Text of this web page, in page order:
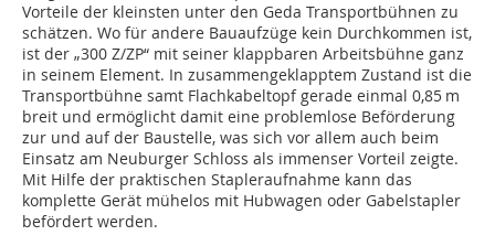
Vorteile der kleinsten unter den Geda Transportbühnen zu
schätzen. Wo für andere Bauaufzüge kein Durchkommen ist,
ist der „300 Z/ZP“ mit seiner klappbaren Arbeitsbühne ganz
in seinem Element. In zusammengeklapptem Zustand ist die
Transportbühne samt Flachkabeltopf gerade einmal 0,85 m
breit und ermöglicht damit eine problemlose Beförderung
zur und auf der Baustelle, was sich vor allem auch beim
Einsatz am Neuburger Schloss als immenser Vorteil zeigte.
Mit Hilfe der praktischen Stapleraufnahme kann das
komplette Gerät mühelos mit Hubwagen oder Gabelstapler
befördert werden.